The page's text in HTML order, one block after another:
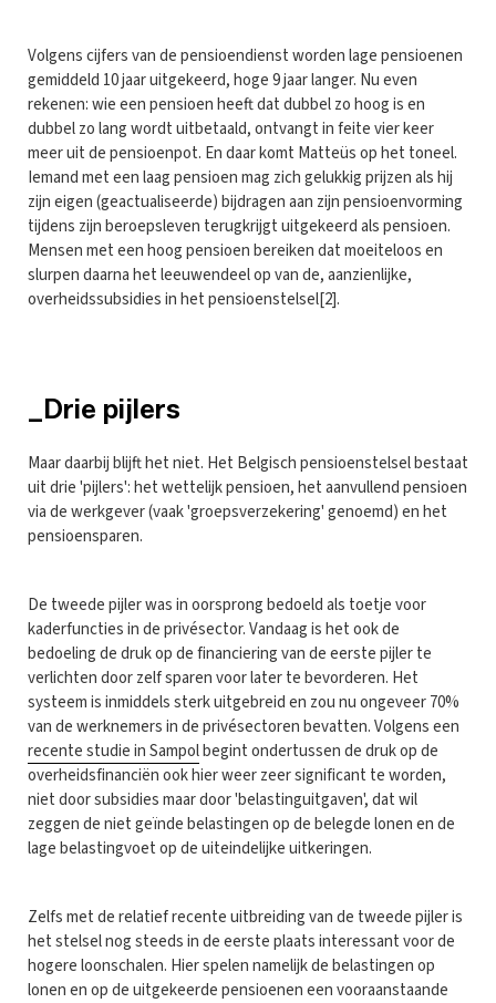
Volgens cijfers van de pensioendienst worden lage pensioenen
gemiddeld 10 jaar uitgekeerd, hoge 9 jaar langer. Nu even
rekenen: wie een pensioen heeft dat dubbel zo hoog is en
dubbel zo lang wordt uitbetaald, ontvangt in feite vier keer
meer uit de pensioenpot. En daar komt Matteüs op het toneel.
Iemand met een laag pensioen mag zich gelukkig prijzen als hij
zijn eigen (geactualiseerde) bijdragen aan zijn pensioenvorming
tijdens zijn beroepsleven terugkrijgt uitgekeerd als pensioen.
Mensen met een hoog pensioen bereiken dat moeiteloos en
slurpen daarna het leeuwendeel op van de, aanzienlijke,
overheidssubsidies in het pensioenstelsel[2].
_Drie pijlers
Maar daarbij blijft het niet. Het Belgisch pensioenstelsel bestaat
uit drie 'pijlers': het wettelijk pensioen, het aanvullend pensioen
via de werkgever (vaak 'groepsverzekering' genoemd) en het
pensioensparen.
De tweede pijler was in oorsprong bedoeld als toetje voor
kaderfuncties in de privésector. Vandaag is het ook de
bedoeling de druk op de financiering van de eerste pijler te
verlichten door zelf sparen voor later te bevorderen. Het
systeem is inmiddels sterk uitgebreid en zou nu ongeveer 70%
van de werknemers in de privésectoren bevatten. Volgens een
recente studie in Sampolbegint ondertussen de druk op de
overheidsfinanciën ook hier weer zeer significant te worden,
niet door subsidies maar door 'belastinguitgaven', dat wil
zeggen de niet geïnde belastingen op de belegde lonen en de
lage belastingvoet op de uiteindelijke uitkeringen.
Zelfs met de relatief recente uitbreiding van de tweede pijler is
het stelsel nog steeds in de eerste plaats interessant voor de
hogere loonschalen. Hier spelen namelijk de belastingen op
lonen en op de uitgekeerde pensioenen een vooraanstaande